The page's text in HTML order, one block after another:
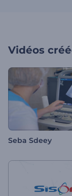
Vidéos
Seba Sdeey